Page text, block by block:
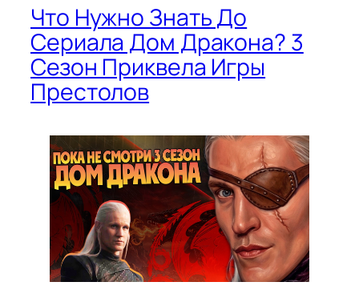
Что Нужно Знать До
Сериала Дом Дракона? 3
Сезон Приквела Игры
Престолов